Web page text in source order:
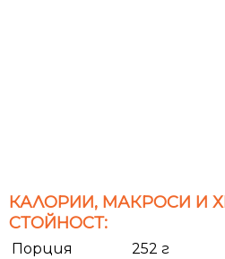
КАЛОРИИ, МАКРОСИ И
СТОЙНОСТ:
Порция
252 г